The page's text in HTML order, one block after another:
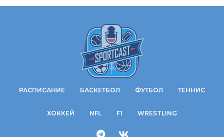
РАСПИСАНИЕ БАСКЕТБОЛ ФУТБОЛ ТЕННИС
ХОККЕЙ NFL F1 WRESTLING